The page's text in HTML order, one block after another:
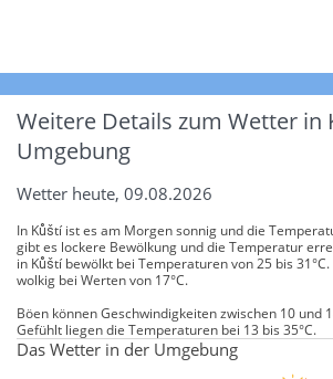
Weitere Details zum Wetter in
Umgebung
Wetter heute, 09.08.2026
In Kůští ist es am Morgen sonnig und die
gibt es lockere Bewölkung und die Temperatur
in Kůští bewölkt bei Temperaturen von 25 bis
wolkig bei Werten von 17°C.
Böen können Geschwindigkeiten zwischen 10 und
Gefühlt liegen die Temperaturen bei 13 bis 35°C.
Das Wetter in der Umgebung